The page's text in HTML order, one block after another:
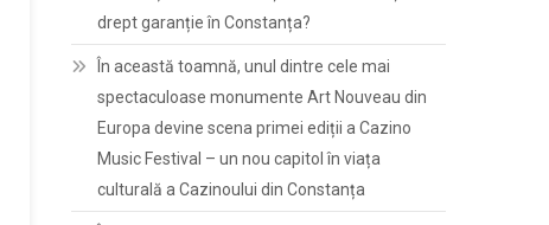
drept garanție în Constanța?
În această toamnă, unul dintre cele mai
spectaculoase monumente Art Nouveau din
Europa devine scena primei ediții a Cazino
Music Festival – un nou capitol în viața
culturală a Cazinoului din Constanța